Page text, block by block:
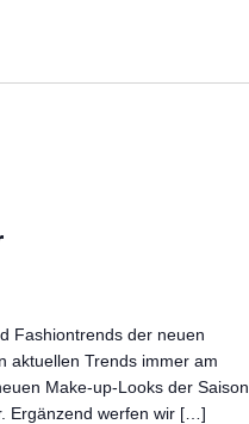
Fashiontrends der neuen
aktuellen Trends immer am
Make-up-Looks der Saison
Ergänzend werfen wir […]